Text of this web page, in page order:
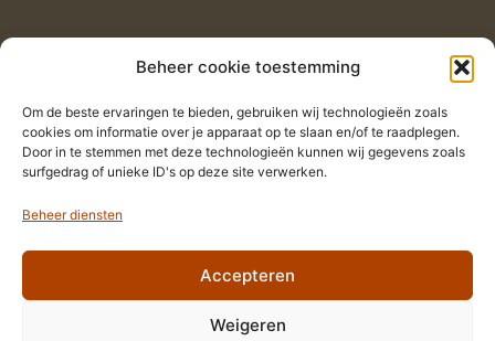
Beheer cookie toestemming
Om de beste ervaringen te bieden, gebruiken wij technologieën zoals
cookies om informatie over je apparaat op te slaan en/of te raadplegen.
Door in te stemmen met deze technologieën kunnen wij gegevens zoals
surfgedrag of unieke ID's op deze site verwerken.
Beheer diensten
Accepteren
Weigeren
Privacyverklaring
Algemene voorwaarden